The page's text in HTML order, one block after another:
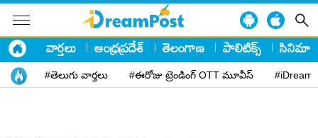
వార్తలు ఆంధ్రప్రదేశ్ తెలంగాణ పాలిటిక్స్ సినిమా
#తెలుగు వార్తలు #ఈరోజు ట్రెండింగ్ OTT మూవీస్